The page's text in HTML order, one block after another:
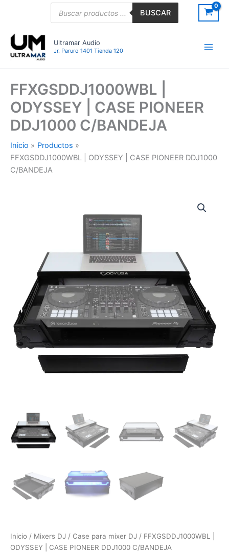
BUSCAR
Ultramar Audio
Jr. Paruro 1401 Tienda 120
FFXGSDDJ1000WBL |
ODYSSEY | CASE PIONEER
DDJ1000 C/BANDEJA
Inicio
Productos
FFXGSDDJ1000WBL | ODYSSEY | CASE PIONEER DDJ1000
C/BANDEJA
Inicio / Mixers DJ / Case para mixer DJ / FFXGSDDJ1000WBL |
ODYSSEY | CASE PIONEER DDJ1000 C/BANDEJA
C/BANDEJA
cantidad